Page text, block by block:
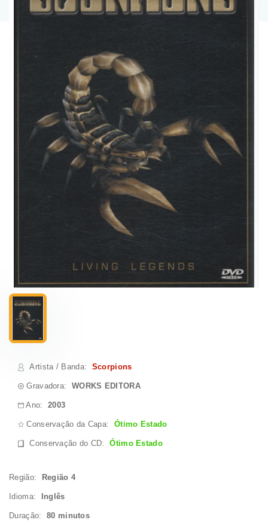
Artista / Banda: Scorpions
Gravadora: WORKS EDITORA
Ano:2003
Conservação da Capa: Ótimo Estado
Conservação do CD:Ótimo Estado
Região: Região 4
Idioma: Inglês
Duração: 80 minutos